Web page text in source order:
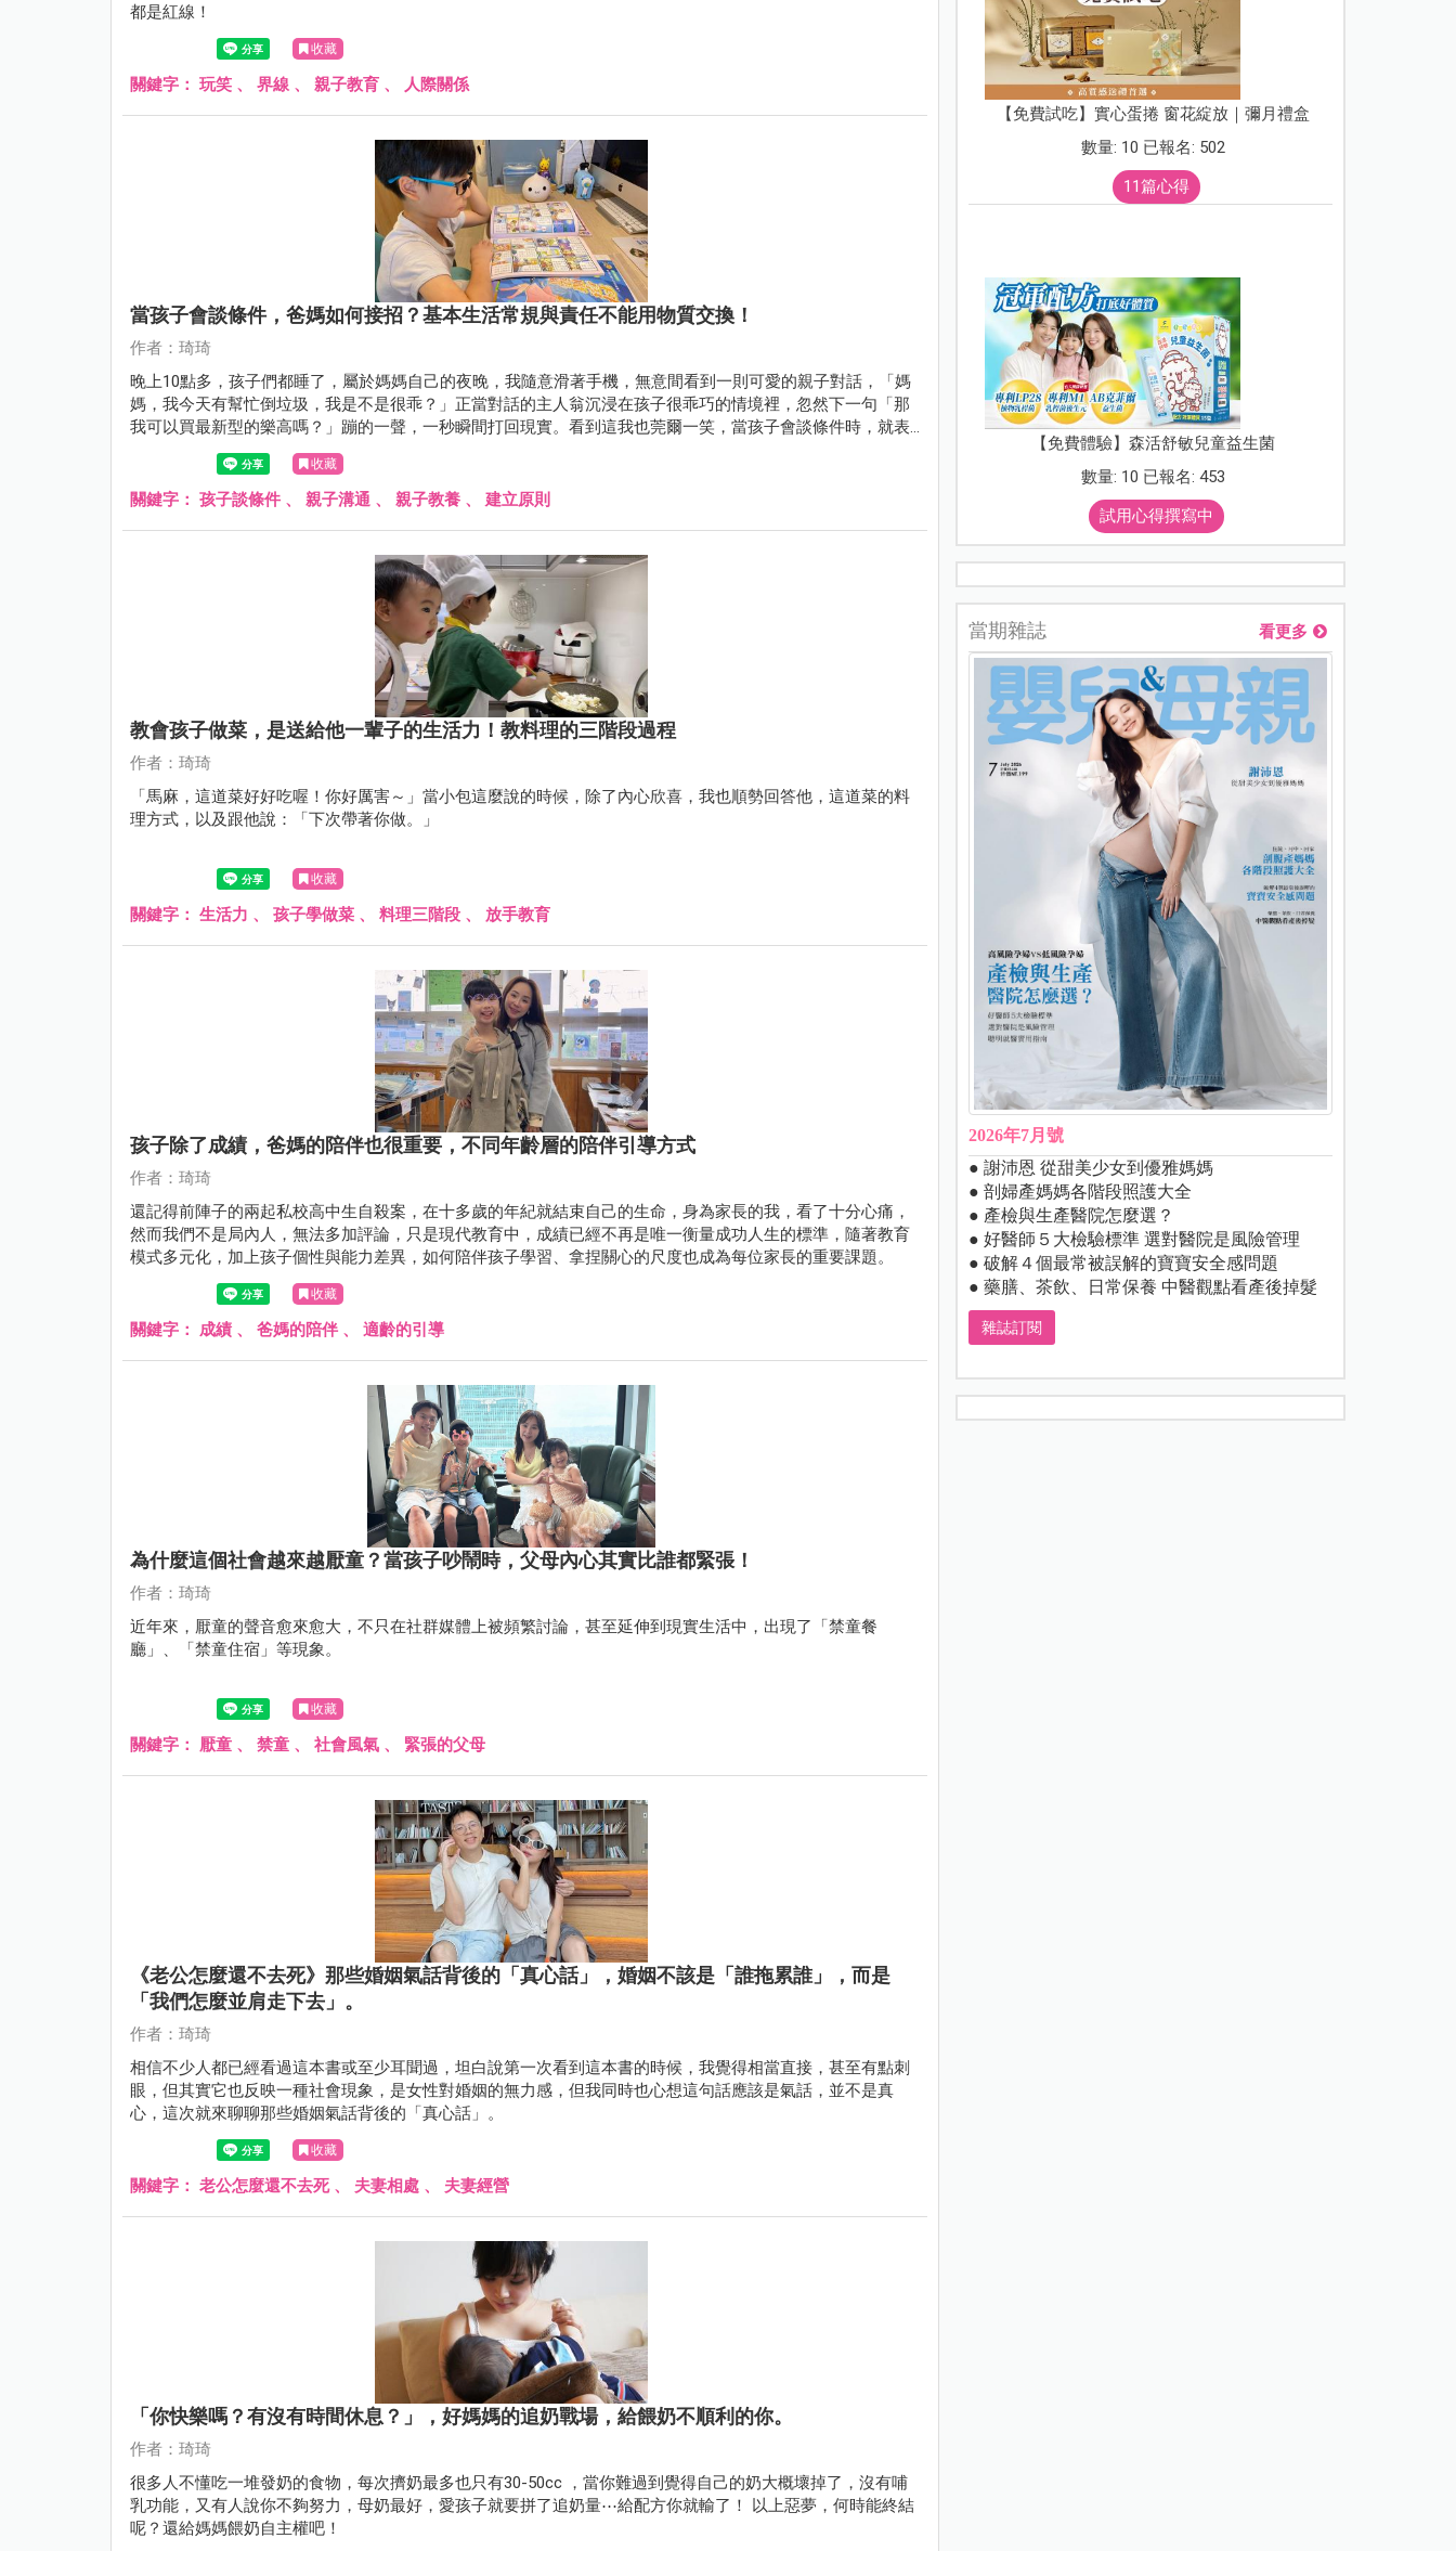
都是紅線！
收藏
關鍵字： 玩笑 、 界線 、 親子教育 、 人際關係
當孩子會談條件，爸媽如何接招？基本生活常規與責任不能用物質交換！
作者：琦琦
晚上10點多，孩子們都睡了，屬於媽媽自己的夜晚，我隨意滑著手機，無意間看到一則可愛的親子對話，「媽
媽，我今天有幫忙倒垃圾，我是不是很乖？」正當對話的主人翁沉浸在孩子很乖巧的情境裡，忽然下一句「那
我可以買最新型的樂高嗎？」蹦的一聲，一秒瞬間打回現實。看到這我也莞爾一笑，當孩子會談條件時，就表
示爸媽又遇到下一個教養關卡了呢！
收藏
關鍵字： 孩子談條件 、 親子溝通 、 親子教養 、 建立原則
教會孩子做菜，是送給他一輩子的生活力！教料理的三階段過程
作者：琦琦
「馬麻，這道菜好好吃喔！你好厲害～」當小包這麼說的時候，除了內心欣喜，我也順勢回答他，這道菜的料
理方式，以及跟他說：「下次帶著你做。」
收藏
關鍵字： 生活力 、 孩子學做菜 、 料理三階段 、 放手教育
孩子除了成績，爸媽的陪伴也很重要，不同年齡層的陪伴引導方式
作者：琦琦
還記得前陣子的兩起私校高中生自殺案，在十多歲的年紀就結束自己的生命，身為家長的我，看了十分心痛，
然而我們不是局內人，無法多加評論，只是現代教育中，成績已經不再是唯一衡量成功人生的標準，隨著教育
模式多元化，加上孩子個性與能力差異，如何陪伴孩子學習、拿捏關心的尺度也成為每位家長的重要課題。
收藏
關鍵字： 成績 、 爸媽的陪伴 、 適齡的引導
為什麼這個社會越來越厭童？當孩子吵鬧時，父母內心其實比誰都緊張！
作者：琦琦
近年來，厭童的聲音愈來愈大，不只在社群媒體上被頻繁討論，甚至延伸到現實生活中，出現了「禁童餐
廳」、「禁童住宿」等現象。
收藏
關鍵字： 厭童 、 禁童 、 社會風氣 、 緊張的父母
《老公怎麼還不去死》那些婚姻氣話背後的「真心話」，婚姻不該是「誰拖累誰」，而是
「我們怎麼並肩走下去」。
作者：琦琦
相信不少人都已經看過這本書或至少耳聞過，坦白說第一次看到這本書的時候，我覺得相當直接，甚至有點刺
眼，但其實它也反映一種社會現象，是女性對婚姻的無力感，但我同時也心想這句話應該是氣話，並不是真
心，這次就來聊聊那些婚姻氣話背後的「真心話」。
收藏
關鍵字： 老公怎麼還不去死、 夫妻相處 、 夫妻經營
「你快樂嗎？有沒有時間休息？」，好媽媽的追奶戰場，給餵奶不順利的你。
作者：琦琦
很多人不懂吃一堆發奶的食物，每次擠奶最多也只有30-50cc ，當你難過到覺得自己的奶大概壞掉了，沒有哺
乳功能，又有人說你不夠努力，母奶最好，愛孩子就要拼了追奶量⋯給配方你就輸了！ 以上惡夢，何時能終結
呢？還給媽媽餵奶自主權吧！
【免費試吃】實心蛋捲 窗花綻放｜彌月禮盒
數量: 10 已報名: 502
11篇心得
【免費體驗】森活舒敏兒童益生菌
數量: 10 已報名: 453
試用心得撰寫中
當期雜誌 看更多
2026年7月號
● 謝沛恩 從甜美少女到優雅媽媽
● 剖婦產媽媽各階段照護大全
● 產檢與生產醫院怎麼選？
● 好醫師５大檢驗標準 選對醫院是風險管理
● 破解４個最常被誤解的寶寶安全感問題
● 藥膳、茶飲、日常保養 中醫觀點看產後掉髮
雜誌訂閱